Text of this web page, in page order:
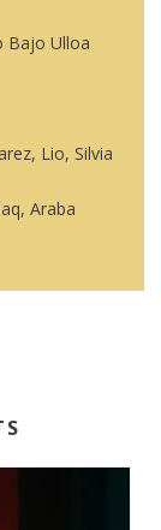
Bajo Ulloa
Lio, Silvia
Araba